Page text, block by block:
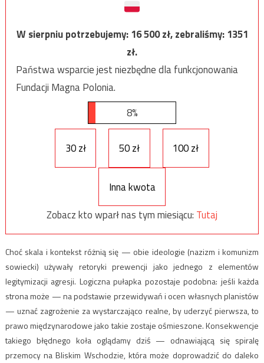
W sierpniu potrzebujemy:16 500zł, zebraliśmy:1351
zł.
Państwa wsparcie jest niezbędne dla funkcjonowania
Fundacji Magna Polonia.
8%
30 zł 50 zł 100 zł
Inna kwota
Zobacz kto wparł nas tym miesiącu: Tutaj
Choć skala i kontekst różnią się — obie ideologie (nazizm i komunizm
sowiecki) używały retoryki prewencji jako jednego z elementów
legitymizacji agresji. Logiczna pułapka pozostaje podobna: jeśli każda
strona może — na podstawie przewidywań i ocen własnych planistów
— uznać zagrożenie za wystarczająco realne, by uderzyć pierwsza, to
prawo międzynarodowe jako takie zostaje ośmieszone. Konsekwencje
takiego błędnego koła oglądamy dziś — odnawiającą się spiralę
przemocy na Bliskim Wschodzie, która może doprowadzić do daleko